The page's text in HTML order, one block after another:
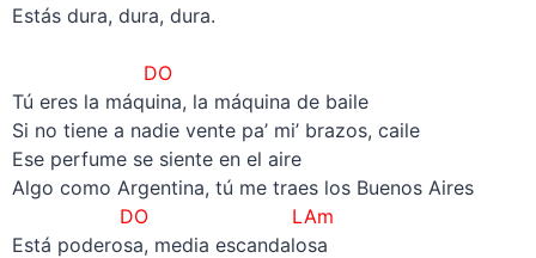
Estás dura, dura, dura.
DO
Tú eres la máquina, la máquina de baile
Si no tiene a nadie vente pa’ mi’ brazos, caile
Ese perfume se siente en el aire
Algo como Argentina, tú me traes los Buenos Aires
DO LAm
Está poderosa, media escandalosa